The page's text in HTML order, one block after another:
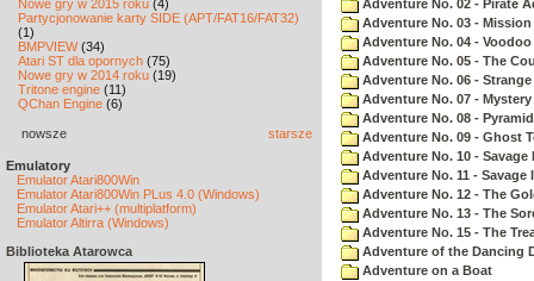
Nowe gry w 2015 roku (4)
Partycjonowanie karty SIDE (APT/FAT16/FAT32)
(1)
BMPVIEW(34)
Atari ST dla opornych (75)
Nowe gry w 2014 roku (19)
Tritone engine (11)
QChan Engine (6)
nowsze starsze
Emulatory
Emulator Atari800Win
Emulator Atari800Win PLus 4.0 (Windows)
Emulator Atari++ (multiplatform)
Emulator Altirra (Windows)
Biblioteka Atarowca
Adventure No. 02 - Pirate
Adventure No. 03 -
Adventure No. 04 - Voodoo
Adventure No. 05 - The
Adventure No. 06 -
Adventure No. 07 -
Adventure No. 08 -
Adventure No. 09 - Ghost
Adventure No. 10 - Savage
Adventure No. 11 - Savage
Adventure No. 12 - The
Adventure No. 13 - The
Adventure No. 15 - The
Adventure of the Dancing
Adventure on a Boat